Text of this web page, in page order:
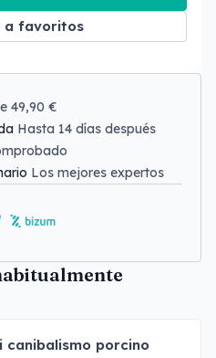
a favoritos
49,90 €
Hasta 14 días después
Los mejores expertos
canibalismo porcino